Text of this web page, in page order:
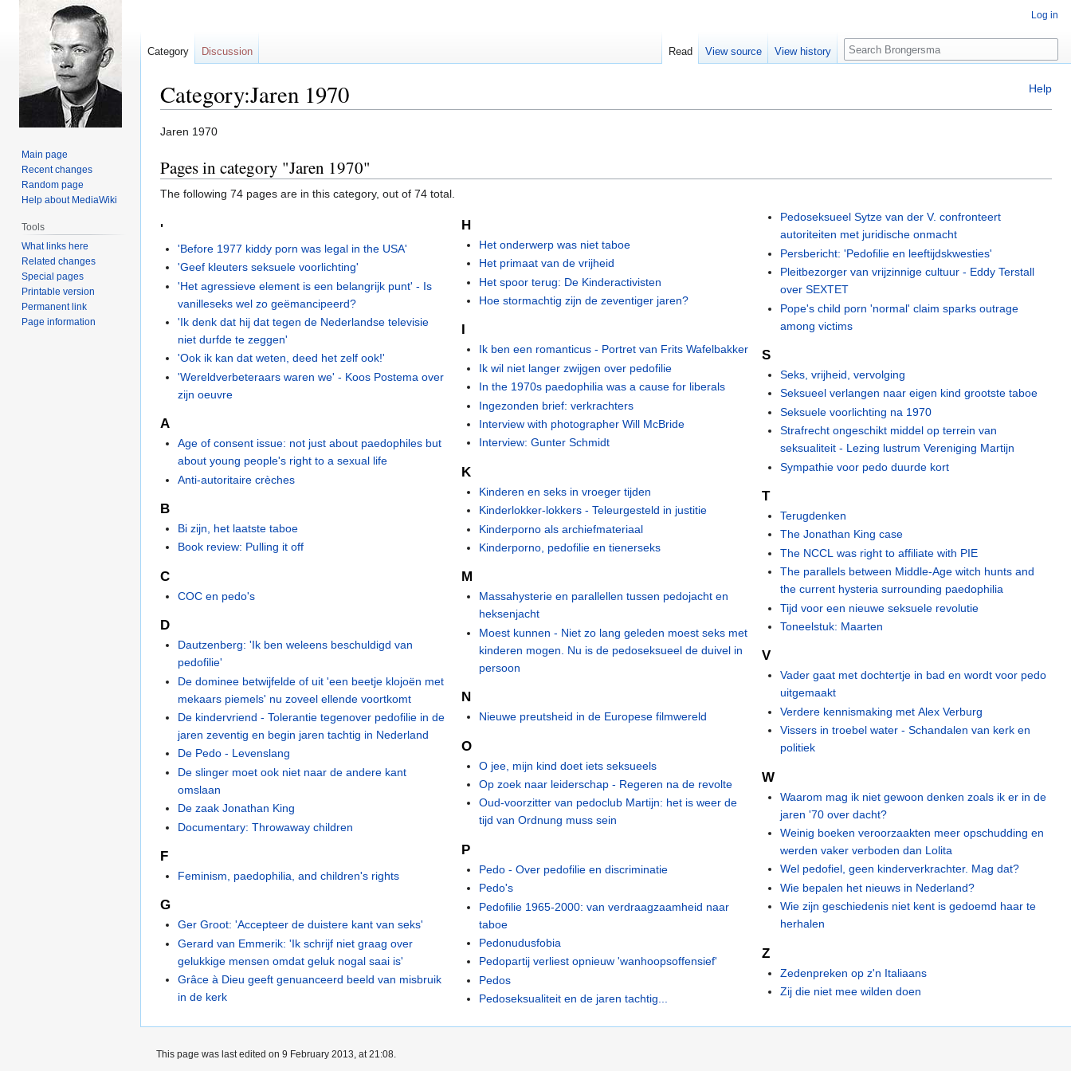
Help
Category:Jaren 1970
Jump
navigation
Jump
search
Jaren 1970
Pages in category "Jaren 1970"
The following 74 pages are in this category, out of 74 total.
'
'Before 1977 kiddy porn was legal in the USA'
'Geef kleuters seksuele voorlichting'
'Het agressieve element is een belangrijk punt' - Is
vanilleseks wel zo geëmancipeerd?
'Ik denk dat hij dat tegen de Nederlandse televisie
niet durfde te zeggen'
'Ook ik kan dat weten, deed het zelf ook!'
'Wereldverbeteraars waren we' - Koos Postema over
zijn oeuvre
A
Age of consent issue: not just about paedophiles but
about young people's right to a sexual life
Anti-autoritaire crèches
B
Bi zijn, het laatste taboe
Book review: Pulling it off
C
COC en pedo's
D
Dautzenberg: 'Ik ben weleens beschuldigd van
pedofilie'
De dominee betwijfelde of uit 'een beetje klojoën met
mekaars piemels' nu zoveel ellende voortkomt
De kindervriend - Tolerantie tegenover pedofilie in de
jaren zeventig en begin jaren tachtig in Nederland
De Pedo - Levenslang
De slinger moet ook niet naar de andere kant
omslaan
De zaak Jonathan King
Documentary: Throwaway children
F
Feminism, paedophilia, and children's rights
G
Ger Groot: 'Accepteer de duistere kant van seks'
Gerard van Emmerik: 'Ik schrijf niet graag over
gelukkige mensen omdat geluk nogal saai is'
Grâce à Dieu geeft genuanceerd beeld van misbruik
in de kerk
H
Het onderwerp was niet taboe
Het primaat van de vrijheid
Het spoor terug: De Kinderactivisten
Hoe stormachtig zijn de zeventiger jaren?
Ik ben een romanticus - Portret van Frits Wafelbakker
Ik wil niet langer zwijgen over pedofilie
In the 1970s paedophilia was a cause for liberals
Ingezonden brief: verkrachters
Interview with photographer Will McBride
Interview: Gunter Schmidt
K
Kinderen en seks in vroeger tijden
Kinderlokker-lokkers - Teleurgesteld in justitie
Kinderporno als archiefmateriaal
Kinderporno, pedofilie en tienerseks
M
Massahysterie en parallellen tussen pedojacht en
heksenjacht
Moest kunnen - Niet zo lang geleden moest seks met
kinderen mogen. Nu is de pedoseksueel de duivel in
persoon
N
Nieuwe preutsheid in de Europese filmwereld
O
O jee, mijn kind doet iets seksueels
Op zoek naar leiderschap - Regeren na de revolte
Oud-voorzitter van pedoclub Martijn: het is weer de
tijd van Ordnung muss sein
P
Pedo - Over pedofilie en discriminatie
Pedo's
Pedofilie 1965-2000: van verdraagzaamheid naar
taboe
Pedonudusfobia
Pedopartij verliest opnieuw 'wanhoopsoffensief'
Pedos
Pedoseksualiteit en de jaren tachtig...
Pedoseksueel Sytze van der V. confronteert
autoriteiten met juridische onmacht
Persbericht: 'Pedofilie en leeftijdskwesties'
Pleitbezorger van vrijzinnige cultuur - Eddy Terstall
over SEXTET
Pope's child porn 'normal' claim sparks outrage
among victims
S
Seks, vrijheid, vervolging
Seksueel verlangen naar eigen kind grootste taboe
Seksuele voorlichting na 1970
Strafrecht ongeschikt middel op terrein van
seksualiteit - Lezing lustrum Vereniging Martijn
Sympathie voor pedo duurde kort
T
Terugdenken
The Jonathan King case
The NCCL was right to affiliate with PIE
The parallels between Middle-Age witch hunts and
the current hysteria surrounding paedophilia
Tijd voor een nieuwe seksuele revolutie
Toneelstuk: Maarten
V
Vader gaat met dochtertje in bad en wordt voor pedo
uitgemaakt
Verdere kennismaking met Alex Verburg
Vissers in troebel water - Schandalen van kerk en
politiek
W
Waarom mag ik niet gewoon denken zoals ik er in de
jaren '70 over dacht?
Weinig boeken veroorzaakten meer opschudding en
werden vaker verboden dan Lolita
Wel pedofiel, geen kinderverkrachter. Mag dat?
Wie bepalen het nieuws in Nederland?
Wie zijn geschiedenis niet kent is gedoemd haar te
herhalen
Z
Zedenpreken op z'n Italiaans
Zij die niet mee wilden doen
Log in
Category Discussion Read View source View history Search
Main page
Recent changes
Random page
Help about MediaWiki
Tools
What links here
Related changes
Special pages
Printable version
Permanent link
Page information
This page was last edited on 9 February 2013, at 21:08.